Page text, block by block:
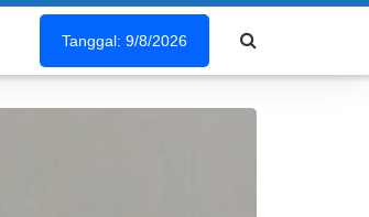
Tanggal: 9/8/2026